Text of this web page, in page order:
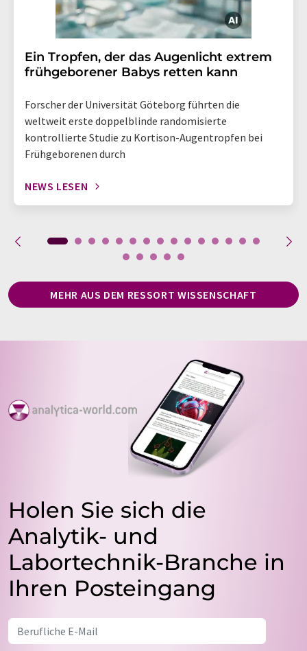
Ein Tropfen, der das Augenlicht extrem
frühgeborener Babys retten kann
Forscher der Universität Göteborg führten die
weltweit erste doppelblinde randomisierte
kontrollierte Studie zu Kortison-Augentropfen bei
Frühgeborenen durch
NEWS LESEN
MEHR AUS DEM RESSORT WISSENSCHAFT
Holen Sie sich die
Analytik- und
Labortechnik-Branche in
Ihren Posteingang